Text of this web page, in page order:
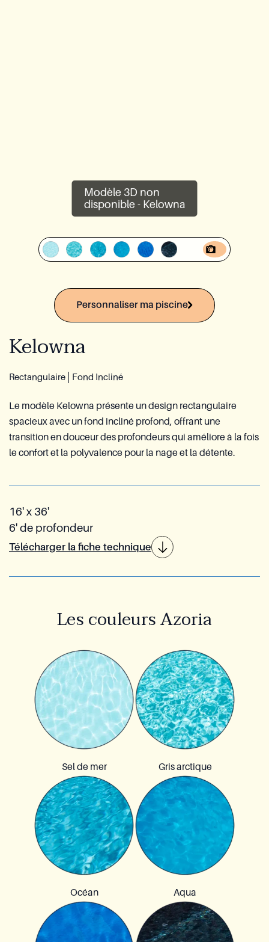
Fondation Cure
Devenir partenaire
Contact
Groupe Reia
Kelowna
Rectangulaire Fond Incliné
Le modèle Kelowna présente un design rectangulaire
spacieux avec un fond incliné profond, offrant une
transition en douceur des profondeurs qui améliore à la fois
le confort et la polyvalence pour la nage et la détente.
16' x 36'
6' de profondeur
Télécharger la fiche technique
Modèle 3D non
disponible - Kelowna
Personnaliser ma piscine
Les couleurs Azoria
Sel de mer Gris arctique
Océan Aqua